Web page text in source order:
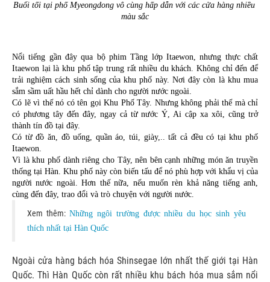
Buổi tối tại phố Myeongdong vô cùng hấp dẫn với các cửa hàng nhiều
màu sắc
Nổi tiếng gần đây qua bộ phim Tầng lớp Itaewon, nhưng thực chất
Itaewon lại là khu phố tập trung rất nhiều du khách. Không chỉ đến để
trải nghiệm cách sinh sống của khu phố này. Nơi đây còn là khu mua
sắm sầm uất hầu hết chỉ dành cho người nước ngoài.
Có lẽ vì thế nó có tên gọi Khu Phố Tây. Nhưng không phải thế mà chỉ
có phương tây đến đây, ngay cả từ nước Ý, Ai cập xa xôi, cũng trở
thành tín đồ tại đây.
Có từ đồ ăn, đồ uống, quần áo, túi, giày,.. tất cả đều có tại khu phố
Itaewon.
Vì là khu phố dành riêng cho Tây, nên bên cạnh những món ăn truyền
thống tại Hàn. Khu phố này còn biến tấu để nó phù hợp với khẩu vị của
người nước ngoài. Hơn thế nữa, nếu muốn rèn khả năng tiếng anh,
cùng đến đây, trao đổi và trò chuyện với người nước.
Xem thêm: Những ngôi trường được nhiều du học sinh yêu
thích nhất tại Hàn Quốc
Ngoài cửa hàng bách hóa Shinsegae lớn nhất thế giới tại Hàn
Quốc. Thì Hàn Quốc còn rất nhiều khu bách hóa mua sắm nổi